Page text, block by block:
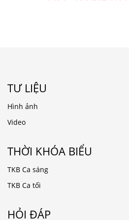
TƯ LIỆU
Hình ảnh
Video
THỜI KHÓA BIỂU
TKB Ca sáng
TKB Ca tối
HỎI ĐÁP